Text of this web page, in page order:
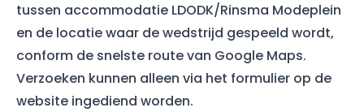
tussen accommodatie LDODK/Rinsma Modeplein
en de locatie waar de wedstrijd gespeeld wordt,
conform de snelste route van Google Maps.
Verzoeken kunnen alleen via het formulier op de
website ingediend worden.